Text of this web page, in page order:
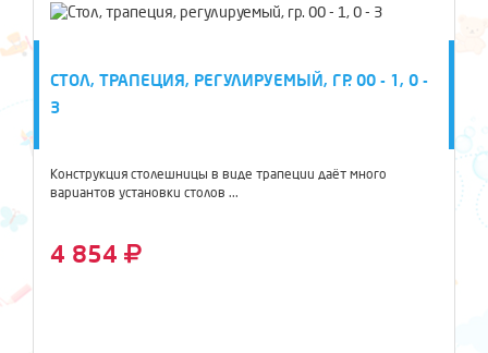
СТОЛ, ТРАПЕЦИЯ, РЕГУЛИРУЕМЫЙ, ГР. 00 - 1, 0 -
3
Конструкция столешницы в виде трапеции даёт много
вариантов установки столов ...
4 854